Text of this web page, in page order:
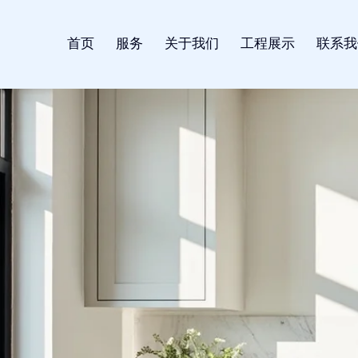
首页 服务 关于我们 工程展示 联系